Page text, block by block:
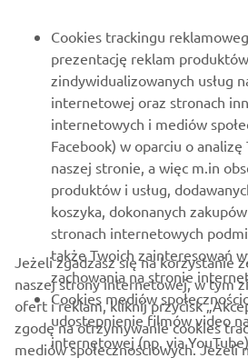
WIĘCEJ YAMAHA
WSPARCIE
NEWSLETTER
Bądź na bieżąco z informacjami o
wydarzeniach specjalnych, nowościach i
SUBSKRYBUJ
Cookies trackingu
prezentację reklam
zindywidualizowanych usług
internetowej oraz stronach
internetowych i mediów
Facebook) w oparciu o
naszej stronie, a więc m.in
produktów i usług,
koszyka, dokonanych
stronach internetowych
także Twoich zainteresowań
zachowania na stronie
Cookies mediów
udostepnienie filmów video
internetowej (np. via
Jeżeli zgadzasz się na korzystanie
naszej strony internetowej, w tym
ofert i reklam, kliknij przycisk
zgodę na otrzymywanie cookies
mediów społecznościowych. Jeżeli